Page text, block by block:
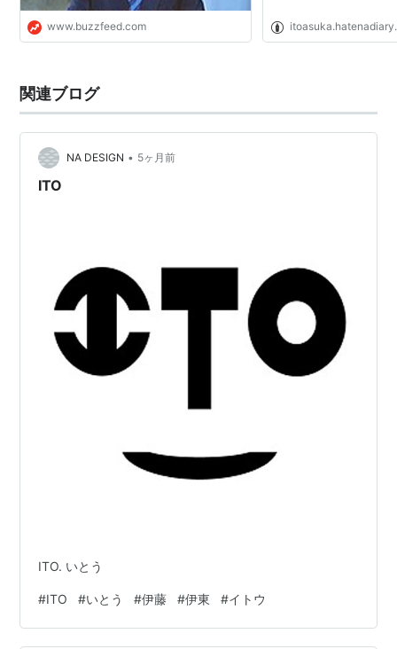
www.buzzfeed.com
関連ブログ
NA DESIGN • 5ヶ月前
ITO
ITO. いとう
#ITO #いとう #伊藤 #伊東 #イトウ